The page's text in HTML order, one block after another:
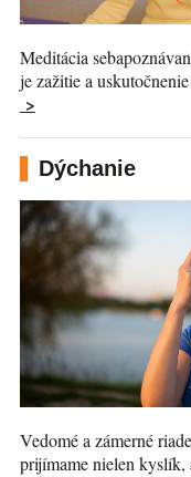
Meditácia
je zažitie a
>
Dýchanie
Vedomé a zámerné
prijímame nielen kyslík,